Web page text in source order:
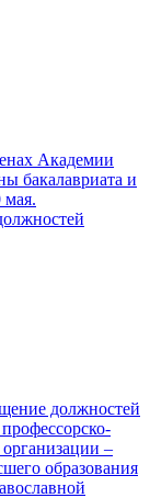
Академии
бакалавриата и
мая.
должностей
организации –
образования